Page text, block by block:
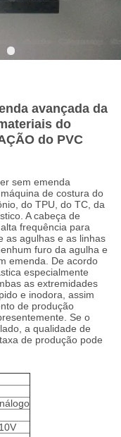
avançada da
do
do PVC
sem emenda
de costura do
do TPU, do TC, da
A cabeça de
frequência para
as agulhas e as linhas
furo da agulha e
emenda. De acordo
especialmente
as extremidades
e inodora, assim
de produção
Se o
a qualidade de
de produção pode